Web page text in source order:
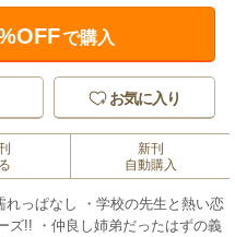
で購入
お気に入り
新刊
自動購入
っぱなし ・学校の先生と熱い恋
ズ!! ・仲良し姉弟だったはずの義